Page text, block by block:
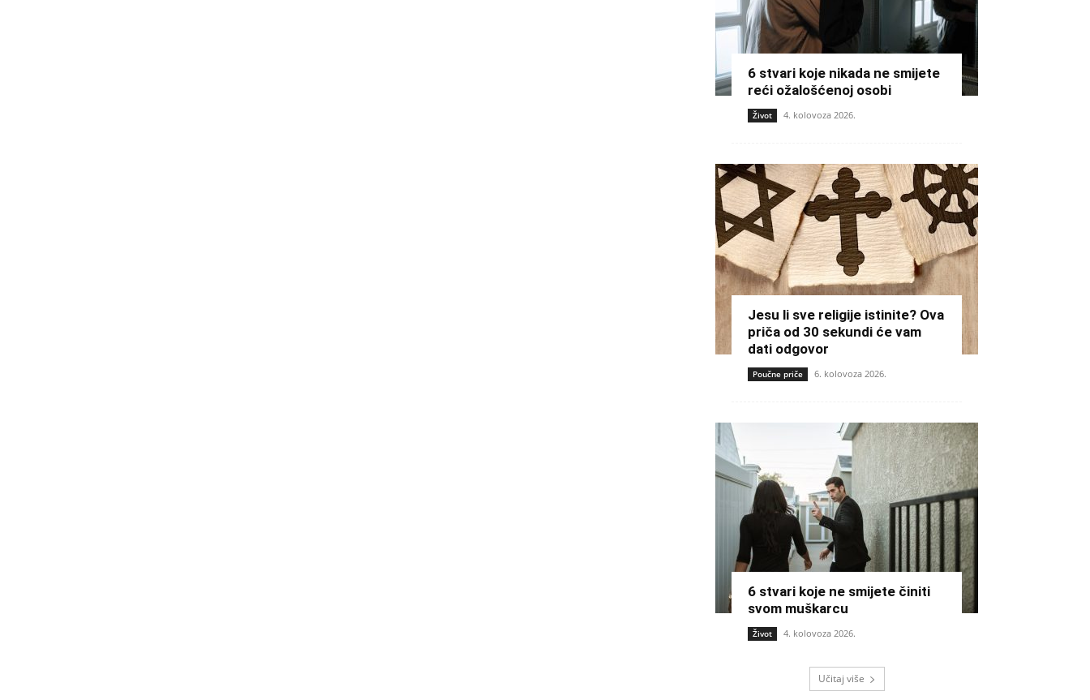
6 stvari koje nikada ne smijete
reći ožalošćenoj osobi
Život 4. kolovoza 2026.
Jesu li sve religije istinite? Ova
priča od 30 sekundi će vam
dati odgovor
Poučne priče 6. kolovoza 2026.
6 stvari koje ne smijete činiti
svom muškarcu
Život 4. kolovoza 2026.
Učitaj više